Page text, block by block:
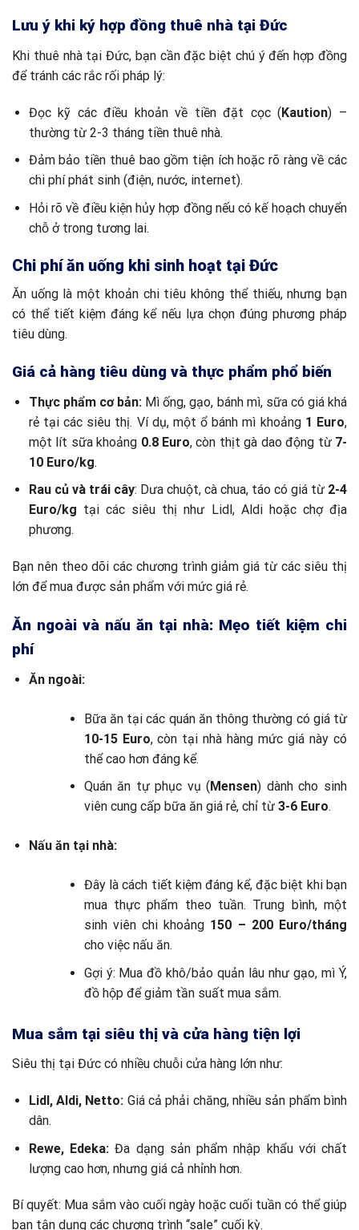
Lưu ý khi ký hợp đồng thuê nhà tại Đức
Khi thuê nhà tại Đức, bạn cần đặc biệt chú ý đến hợp đồng
để tránh các rắc rối pháp lý:
Đọc kỹ các điều khoản về tiền đặt cọc (Kaution) –
thường từ 2-3 tháng tiền thuê nhà.
Đảm bảo tiền thuê bao gồm tiện ích hoặc rõ ràng về các
chi phí phát sinh (điện, nước, internet).
Hỏi rõ về điều kiện hủy hợp đồng nếu có kế hoạch chuyển
chỗ ở trong tương lai.
Chi phí ăn uống khi sinh hoạt tại Đức
Ăn uống là một khoản chi tiêu không thể thiếu, nhưng bạn
có thể tiết kiệm đáng kể nếu lựa chọn đúng phương pháp
tiêu dùng.
Giá cả hàng tiêu dùng và thực phẩm phổ biến
Thực phẩm cơ bản: Mì ống, gạo, bánh mì, sữa có giá khá
rẻ tại các siêu thị. Ví dụ, một ổ bánh mì khoảng 1 Euro,
một lít sữa khoảng 0.8 Euro, còn thịt gà dao động từ 7-
10 Euro/kg.
Rau củ và trái cây: Dưa chuột, cà chua, táo có giá từ 2-4
Euro/kg tại các siêu thị như Lidl, Aldi hoặc chợ địa
phương.
Bạn nên theo dõi các chương trình giảm giá từ các siêu thị
lớn để mua được sản phẩm với mức giá rẻ.
Ăn ngoài và nấu ăn tại nhà: Mẹo tiết kiệm chi
phí
Ăn ngoài:
Bữa ăn tại các quán ăn thông thường có giá từ
10-15 Euro, còn tại nhà hàng mức giá này có
thể cao hơn đáng kể.
Quán ăn tự phục vụ (Mensen) dành cho sinh
viên cung cấp bữa ăn giá rẻ, chỉ từ 3-6 Euro.
Nấu ăn tại nhà:
Đây là cách tiết kiệm đáng kể, đặc biệt khi bạn
mua thực phẩm theo tuần. Trung bình, một
sinh viên chi khoảng 150 – 200 Euro/tháng
cho việc nấu ăn.
Gợi ý: Mua đồ khô/bảo quản lâu như gạo, mì Ý,
đồ hộp để giảm tần suất mua sắm.
Mua sắm tại siêu thị và cửa hàng tiện lợi
Siêu thị tại Đức có nhiều chuỗi cửa hàng lớn như:
Lidl, Aldi, Netto: Giá cả phải chăng, nhiều sản phẩm bình
dân.
Rewe, Edeka: Đa dạng sản phẩm nhập khẩu với chất
lượng cao hơn, nhưng giá cả nhỉnh hơn.
Bí quyết: Mua sắm vào cuối ngày hoặc cuối tuần có thể giúp
bạn tận dụng các chương trình “sale” cuối kỳ.